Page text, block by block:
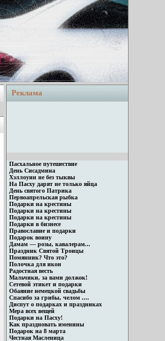
Реклама
Пасхальное путешествие
День Сисадмина
Хэллоуин не без тыквы
На Пасху дарят не только яйца
День святого Патрика
Первоапрельская рыбка
Подарки на крестины
Подарки на крестины
Подарки на крестины
Подарки в бизнесе
Православие и подарки
Подарок воину
Дамам — розы, кавалерам...
Праздник Святой Троицы
Помянник? Что это?
Полочка для икон
Радостная весть
Мальчики, за вами должок!
Сетевой этикет и подарки
Обаяние немецкой свадьбы
Спасибо за грибы, челом ....
Диспут о подарках и праздниках
Мера всех вещей
Подарки на Пасху!
Как праздновать именины
Подарок на 8 марта
Честная Масленица